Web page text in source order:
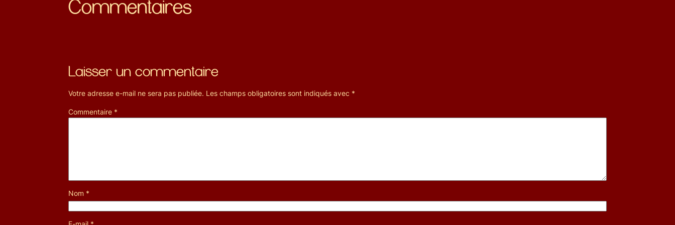
Commentaires
Laisser un commentaire
Votre adresse e-mail ne sera pas publiée. Les champs obligatoires sont indiqués avec *
Commentaire *
Nom *